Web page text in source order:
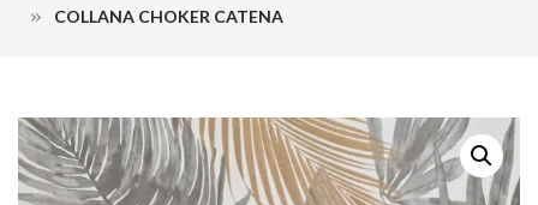
COLLANA CHOKER CATENA